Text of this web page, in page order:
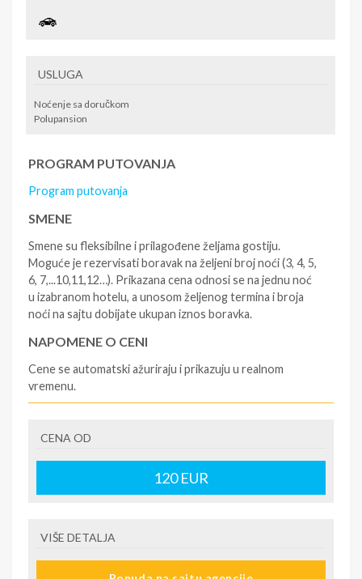
USLUGA
Noćenje sa doručkom
Polupansion
PROGRAM PUTOVANJA
Program putovanja
SMENE
Smene su fleksibilne i prilagođene željama gostiju.
Moguće je rezervisati boravak na željeni broj noći (3, 4, 5,
6, 7,...10,11,12…). Prikazana cena odnosi se na jednu noć
u izabranom hotelu, a unosom željenog termina i broja
noći na sajtu dobijate ukupan iznos boravka.
NAPOMENE O CENI
Cene se automatski ažuriraju i prikazuju u realnom
vremenu.
- rezervisane i potvrđene usluge u izabranoj smeštajnoj
jedinici prema opisu - korišćenje hotelskih sadržaja
prema opisu - uslugu rezervacije - organizaciju
putovanja
krizu) na destinaciji, plaćaju se na recepciji
CENA OD
120EUR
VIŠE DETALJA